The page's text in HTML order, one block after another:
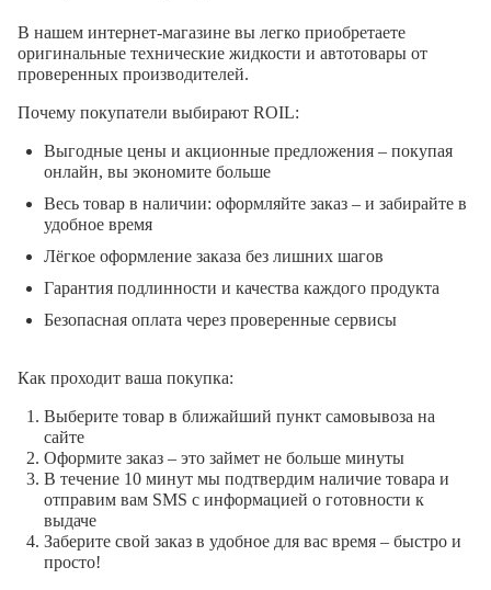
В нашем интернет-магазине вы легко приобретаете
оригинальные технические жидкости и автотовары от
проверенных производителей.
Почему покупатели выбирают ROIL:
Выгодные цены и акционные предложения – покупая
онлайн, вы экономите больше
Весь товар в наличии: оформляйте заказ – и забирайте в
удобное время
Лёгкое оформление заказа без лишних шагов
Гарантия подлинности и качества каждого продукта
Безопасная оплата через проверенные сервисы
Как проходит ваша покупка:
Выберите товар в ближайший пункт самовывоза на
сайте
Оформите заказ – это займет не больше минуты
В течение 10 минут мы подтвердим наличие товара и
отправим вам SMS с информацией о готовности к
выдаче
Заберите свой заказ в удобное для вас время – быстро и
просто!